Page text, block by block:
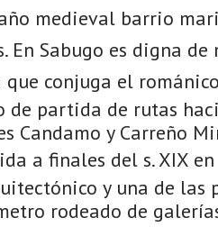
medieval barrio
Sabugo es digna de
conjuga el
de partida de rutas
Candamo y Carreño
a finales del s. XIX
y una de las
rodeado de